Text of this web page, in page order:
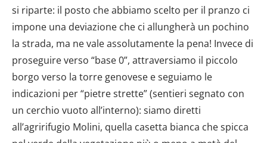
si riparte: il posto che abbiamo scelto per il pranzo ci
impone una deviazione che ci allungherà un pochino
la strada, ma ne vale assolutamente la pena! Invece di
proseguire verso “base 0”, attraversiamo il piccolo
borgo verso la torre genovese e seguiamo le
indicazioni per “pietre strette” (sentieri segnato con
un cerchio vuoto all’interno): siamo diretti
all’agririfugio Molini, quella casetta bianca che spicca